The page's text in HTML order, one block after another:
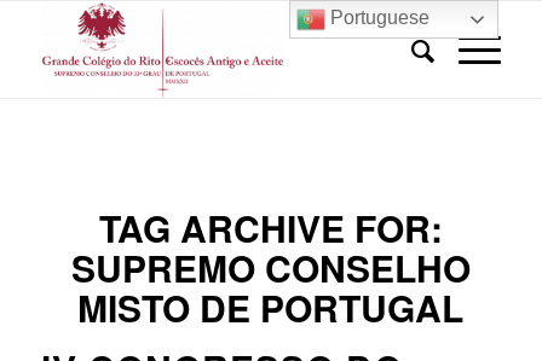
TAG ARCHIVE FOR:
SUPREMO CONSELHO
MISTO DE PORTUGAL
Portuguese